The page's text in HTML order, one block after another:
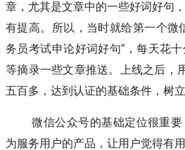
章，尤其是文章中的一些好词好句
有提高。所以，当时就给第一个微
务员考试申论好词好句”，每天花
等摘录一些文章推送。上线之后，
五百多，达到认证的基础条件，树立
微信公众号的基础定位很重要
为服务用户的产品，让用户觉得有